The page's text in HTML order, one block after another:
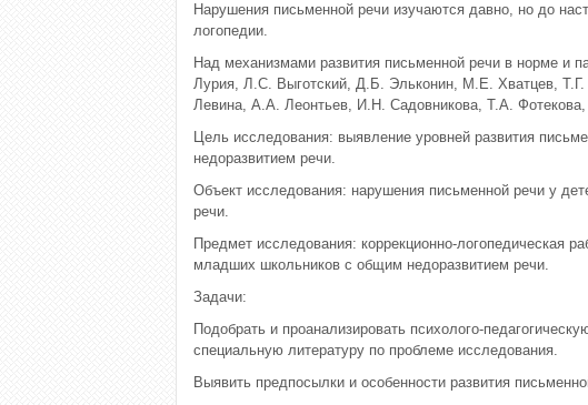
Нарушения письменной речи изучаются давно, но до
логопедии.
Над механизмами развития письменной речи в норме и
Лурия, Л.С. Выготский, Д.Б. Эльконин, М.Е. Хватцев,
Левина, А.А. Леонтьев, И.Н. Садовникова, Т.А.
Цель исследования: выявление уровней развития
недоразвитием речи.
Объект исследования: нарушения письменной речи у
речи.
Предмет исследования: коррекционно-логопедическая
младших школьников с общим недоразвитием речи.
Задачи:
Подобрать и проанализировать психолого-
специальную литературу по проблеме исследования.
Выявить предпосылки и особенности развития